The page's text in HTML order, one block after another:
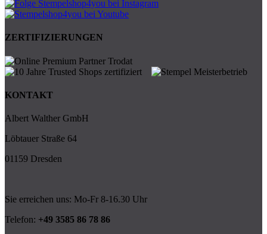
ZERTIFIZIERUNGEN
KONTAKT
Albert Walther GmbH
Löbtauer Straße 64
01159 Dresden
Sie erreichen uns: Mo-Fr 8-16.30 Uhr
Telefon: +49 3585 86 78 86